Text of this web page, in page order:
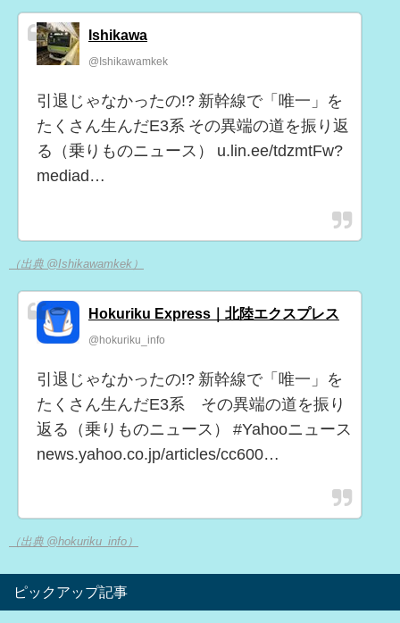
Ishikawa
@Ishikawamkek
引退じゃなかったの!? 新幹線で「唯一」を
たくさん生んだE3系 その異端の道を振り返
る（乗りものニュース） u.lin.ee/tdzmtFw?
mediad…
（出典 @Ishikawamkek）
Hokuriku Express｜北陸エクスプレス
@hokuriku_info
引退じゃなかったの!? 新幹線で「唯一」を
たくさん生んだE3系 その異端の道を振り
返る（乗りものニュース） #Yahooニュース
news.yahoo.co.jp/articles/cc600…
（出典 @hokuriku_info）
ピックアップ記事